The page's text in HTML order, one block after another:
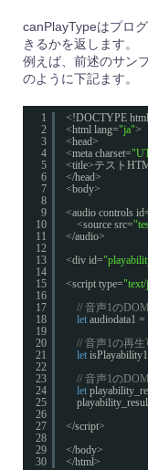
canPlayTypeはプロ
きるかを返します。
例えば、前述のサン
のように下記ます。
1
2
3
4
5
6
7
8
9
10
11
12
13
14
15
16
17
18
19
20
21
22
23
24
25
26
27
28
29
30
<!DOCTYPE
<html lang="ja">
<head>
<meta charset=
<title>テスト
</head>
<body>
<audio controls
<source src=
</audio>
<div id=
<script type="text/
// 音声1の
let audiodata1
// 音声1の再
let
// 音声1の
let
</script>
</body>
</html>